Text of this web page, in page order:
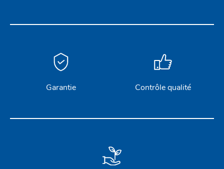
Garantie Contrôle qualité